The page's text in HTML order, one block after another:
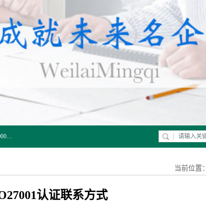
杭州贝安企业管理有限公司:iso咨询,杭州ISO认证,iso认证咨询,国军标认证,iso环境认证,27000信息安全认证,ISO20000信息技术认证,口罩检测报告,32610检测报告,CCRC认证,ISO50001认证,ITSS认证,两化融合认证,出口口罩检测报告等认证代理服务,本公司有近10年的体系咨询经验,能业务覆盖范围南到海南三亚北到新疆阿克苏.
当前位置：
认证联系方式